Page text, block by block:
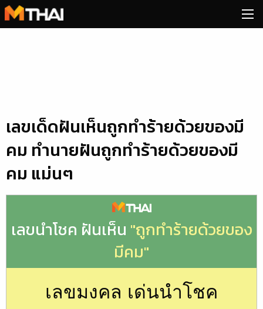
Skip
to
เลขเด็ดฝันเห็นถูกทำร้ายด้วยของมี
คม ทำนายฝันถูกทำร้ายด้วยของมี
คม แม่นๆ
เลขนำโชค ฝันเห็น "ถูกทำร้ายด้วยของ
มีคม"
เลขมงคล เด่นนำโชค